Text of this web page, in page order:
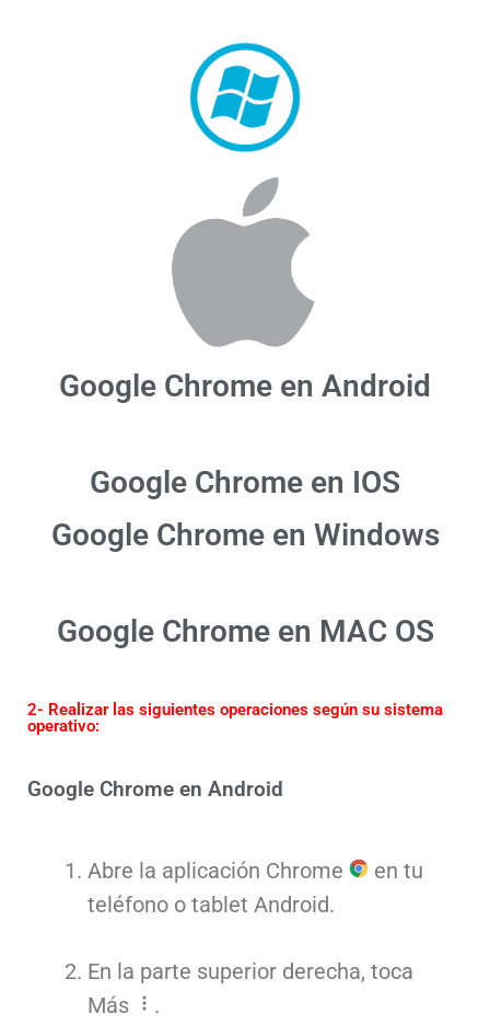
Google Chrome en Android
Google Chrome en IOS
Google Chrome en Windows​
Google Chrome en MAC OS
2- Realizar las siguientes operaciones según su sistema
operativo:
Google Chrome en Android
Abre la aplicación Chrome
en tu
teléfono o tablet Android.
En la parte superior derecha, toca
Más
.